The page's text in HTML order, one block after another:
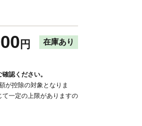
円 在庫あり
確認ください。
が控除の対象となりま
一定の上限がありますの